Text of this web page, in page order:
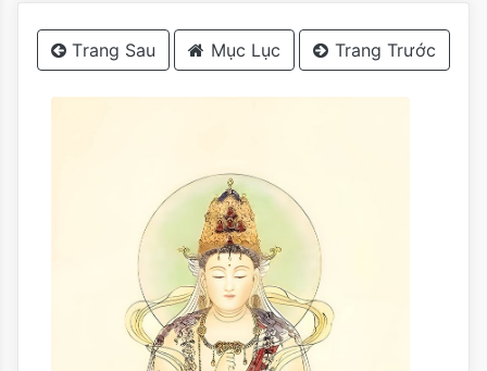
Trang Sau Mục Lục Trang Trước